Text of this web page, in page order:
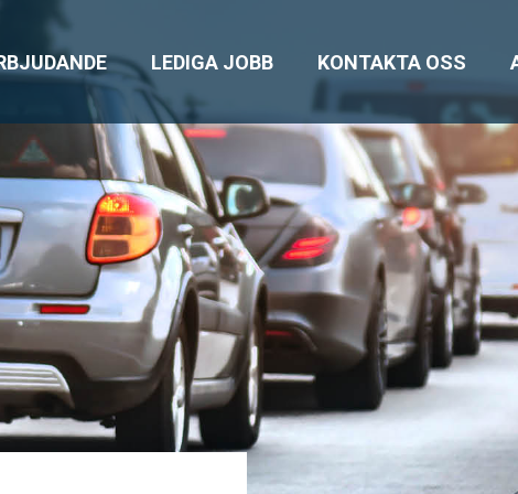
LEDIGA JOBB KONTAKTA OSS